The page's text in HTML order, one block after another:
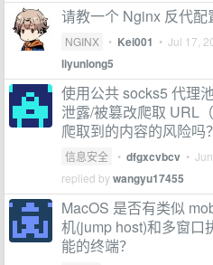
请教一个 Nginx 反代配
NGINX • Kei001 • Jul 17,
liyunlong5
使用公共 socks5 代理
泄露/被篡改爬取 URL
爬取到的内容的风险吗？
信息安全 • dfgxcvbcv •
replied bywangyu17455
MacOS 是否有类似
机(jump host)和多窗口
能的终端？